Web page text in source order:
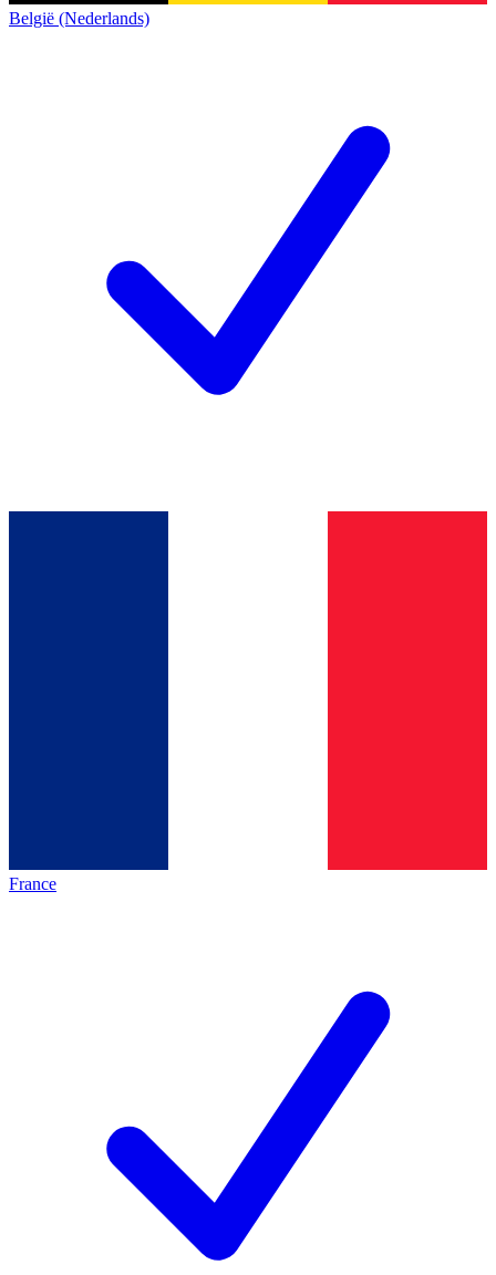
België (Nederlands)
France